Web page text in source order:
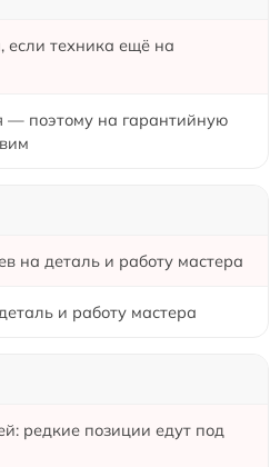
если техника ещё на
— поэтому на гарантийную
на деталь и работу мастера
и работу мастера
редкие позиции едут под